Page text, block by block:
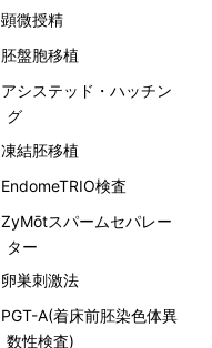
顕微授精
胚盤胞移植
アシステッド・ハッチン
グ
凍結胚移植
EndomeTRIO検査
ZyMōtスパームセパレー
ター
卵巣刺激法
PGT-A(着床前胚染色体異
数性検査)